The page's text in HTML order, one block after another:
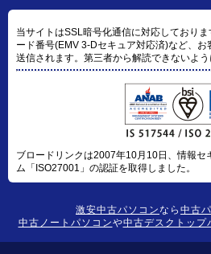
当サイトはSSL暗号化通信に対応しており
ード番号(EMV 3-Dセキュア対応済)など、
送信されます。第三者から解読できないよう
ブロードリンクは2007年10月10日、情報セ
ム「ISO27001」の認証を取得しました。
激安中古パソコンなら 中古
中古ノートパソコンや中古デスクトップ